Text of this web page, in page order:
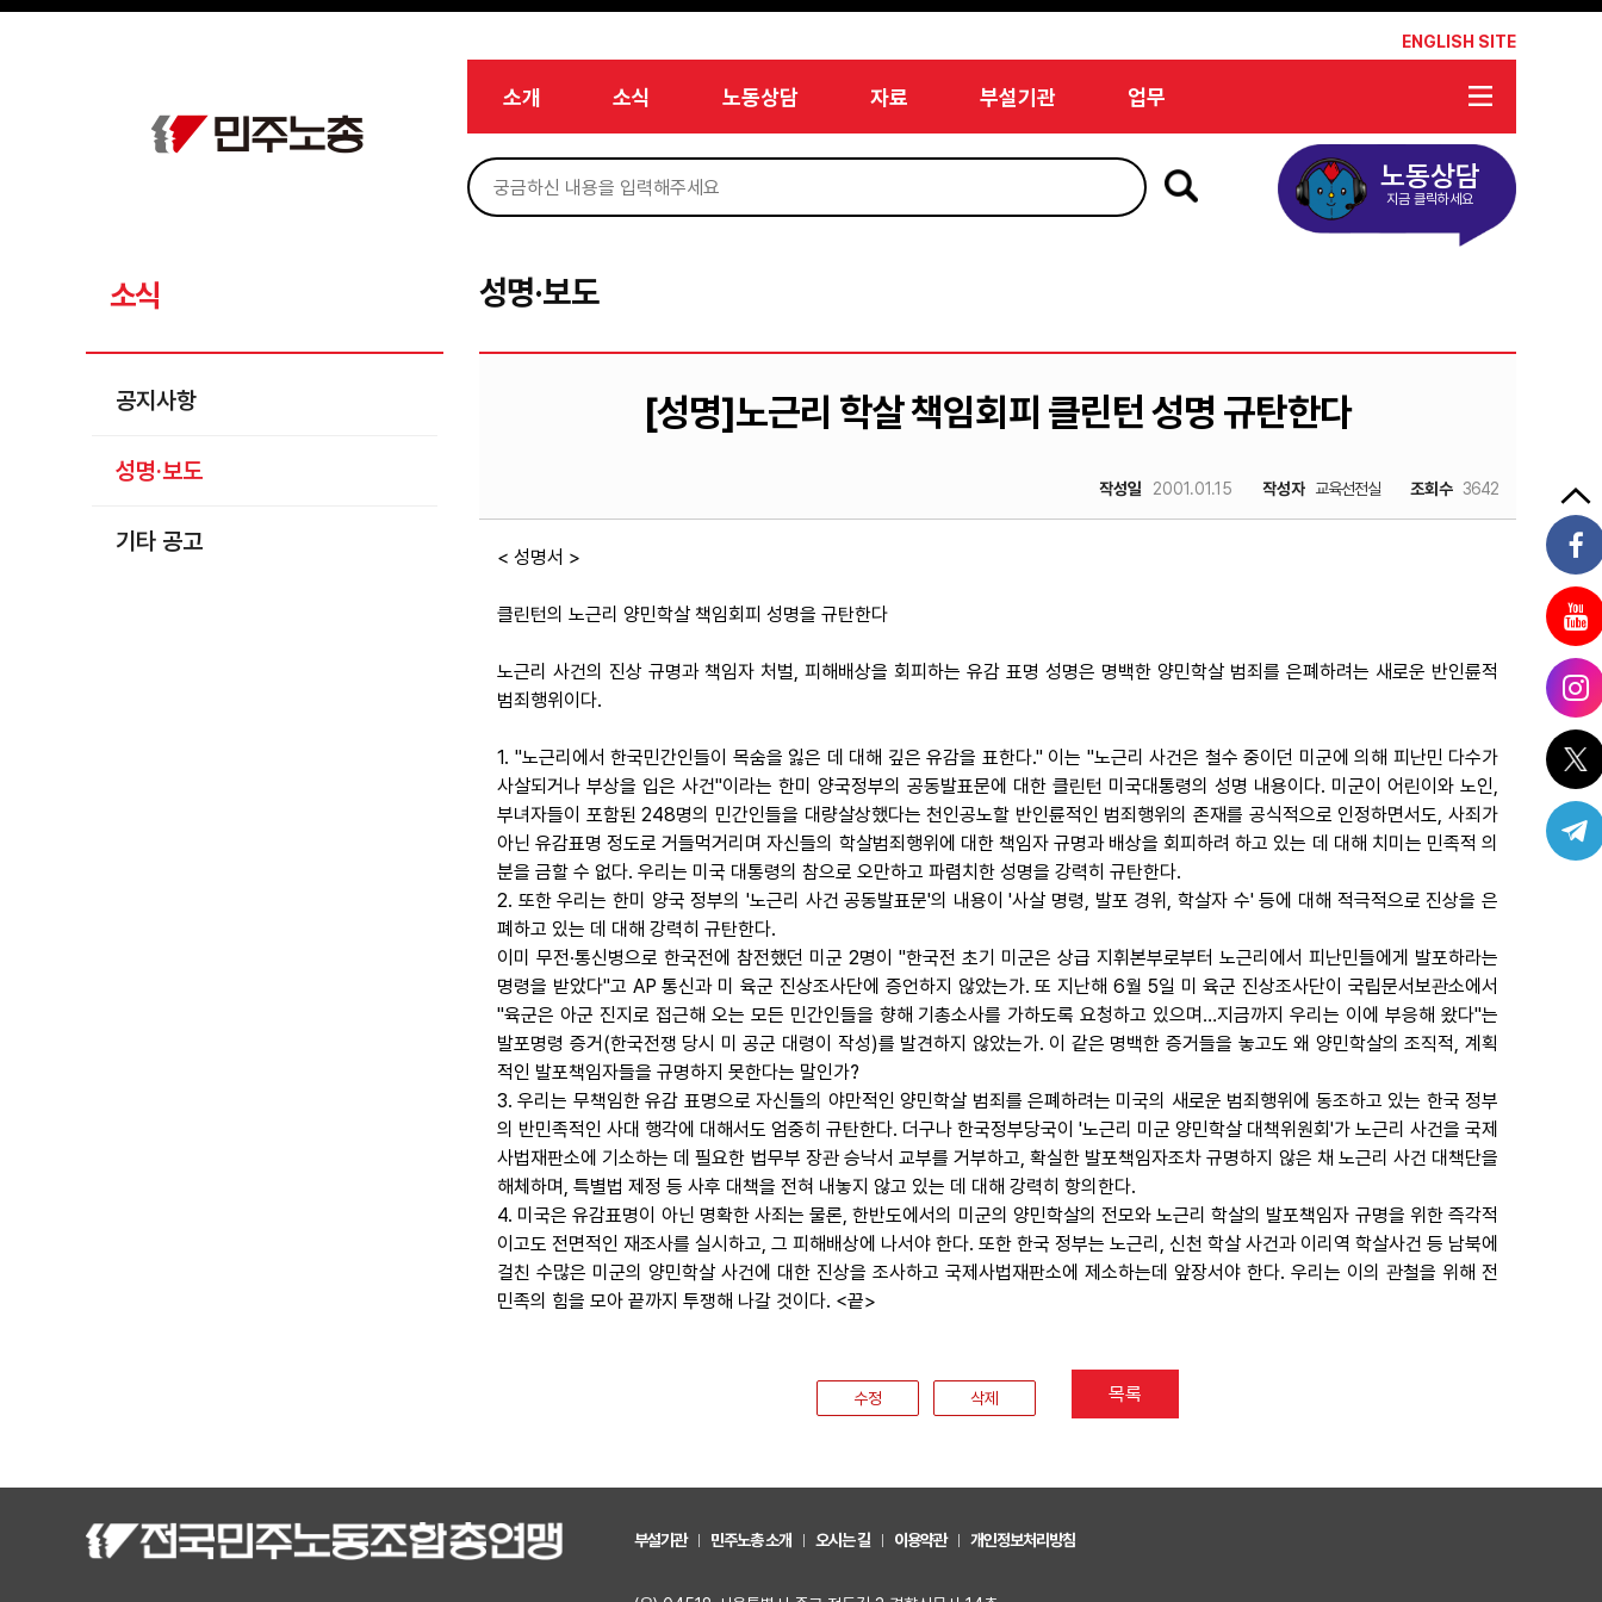
메뉴 건너뛰기
ENGLISH SITE
소개 소식 노동상담 자료 부설기관 업무
노동상담
지금 클릭하세요
소식
공지사항
성명·보도
기타 공고
성명·보도
[성명]노근리 학살 책임회피 클린턴 성명 규탄한다
작성일 2001.01.15 작성자 교육선전실 조회수 3642
< 성명서 >
클린턴의 노근리 양민학살 책임회피 성명을 규탄한다
노근리 사건의 진상 규명과 책임자 처벌, 피해배상을 회피하는 유감 표명 성명은 명백한 양민학살 범죄를 은폐하려는 새로운 반인륜적
범죄행위이다.
1. "노근리에서 한국민간인들이 목숨을 잃은 데 대해 깊은 유감을 표한다." 이는 "노근리 사건은 철수 중이던 미군에 의해 피난민 다수가
사살되거나 부상을 입은 사건"이라는 한미 양국정부의 공동발표문에 대한 클린턴 미국대통령의 성명 내용이다. 미군이 어린이와 노인,
부녀자들이 포함된 248명의 민간인들을 대량살상했다는 천인공노할 반인륜적인 범죄행위의 존재를 공식적으로 인정하면서도, 사죄가
아닌 유감표명 정도로 거들먹거리며 자신들의 학살범죄행위에 대한 책임자 규명과 배상을 회피하려 하고 있는 데 대해 치미는 민족적 의
분을 금할 수 없다. 우리는 미국 대통령의 참으로 오만하고 파렴치한 성명을 강력히 규탄한다.
2. 또한 우리는 한미 양국 정부의 '노근리 사건 공동발표문'의 내용이 '사살 명령, 발포 경위, 학살자 수' 등에 대해 적극적으로 진상을 은
폐하고 있는 데 대해 강력히 규탄한다.
이미 무전·통신병으로 한국전에 참전했던 미군 2명이 "한국전 초기 미군은 상급 지휘본부로부터 노근리에서 피난민들에게 발포하라는
명령을 받았다"고 AP 통신과 미 육군 진상조사단에 증언하지 않았는가. 또 지난해 6월 5일 미 육군 진상조사단이 국립문서보관소에서
"육군은 아군 진지로 접근해 오는 모든 민간인들을 향해 기총소사를 가하도록 요청하고 있으며…지금까지 우리는 이에 부응해 왔다"는
발포명령 증거(한국전쟁 당시 미 공군 대령이 작성)를 발견하지 않았는가. 이 같은 명백한 증거들을 놓고도 왜 양민학살의 조직적, 계획
적인 발포책임자들을 규명하지 못한다는 말인가?
3. 우리는 무책임한 유감 표명으로 자신들의 야만적인 양민학살 범죄를 은폐하려는 미국의 새로운 범죄행위에 동조하고 있는 한국 정부
의 반민족적인 사대 행각에 대해서도 엄중히 규탄한다. 더구나 한국정부당국이 '노근리 미군 양민학살 대책위원회'가 노근리 사건을 국제
사법재판소에 기소하는 데 필요한 법무부 장관 승낙서 교부를 거부하고, 확실한 발포책임자조차 규명하지 않은 채 노근리 사건 대책단을
해체하며, 특별법 제정 등 사후 대책을 전혀 내놓지 않고 있는 데 대해 강력히 항의한다.
4. 미국은 유감표명이 아닌 명확한 사죄는 물론, 한반도에서의 미군의 양민학살의 전모와 노근리 학살의 발포책임자 규명을 위한 즉각적
이고도 전면적인 재조사를 실시하고, 그 피해배상에 나서야 한다. 또한 한국 정부는 노근리, 신천 학살 사건과 이리역 학살사건 등 남북에
걸친 수많은 미군의 양민학살 사건에 대한 진상을 조사하고 국제사법재판소에 제소하는데 앞장서야 한다. 우리는 이의 관철을 위해 전
민족의 힘을 모아 끝까지 투쟁해 나갈 것이다. <끝>
수정 삭제 목록
부설기관 민주노총 소개 오시는 길 이용약관 개인정보처리방침
Sketchbook5, 스케치북5
Sketchbook5, 스케치북5